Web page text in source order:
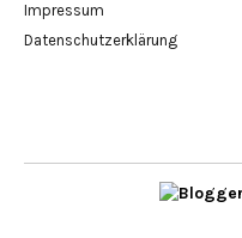
Impressum
Datenschutzerklärung